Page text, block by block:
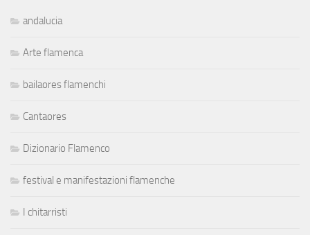
andalucia
Arte flamenca
bailaores flamenchi
Cantaores
Dizionario Flamenco
festival e manifestazioni flamenche
I chitarristi